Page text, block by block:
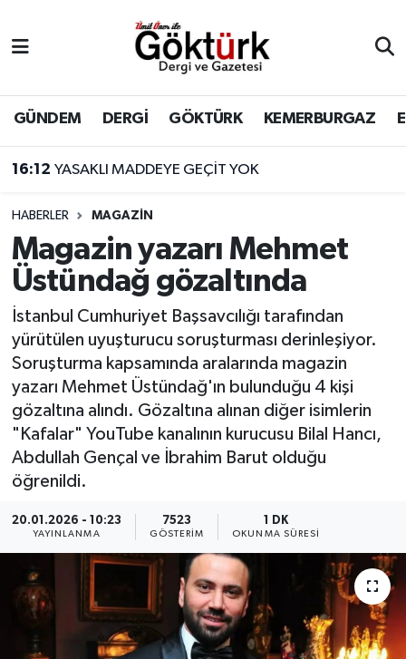
GÜNDEM DERGİ GÖKTÜRK KEMERBURGAZ
16:12 YASAKLI MADDEYE GEÇİT YOK
HABERLER MAGAZİN
Magazin yazarı Mehmet
Üstündağ gözaltında
İstanbul Cumhuriyet Başsavcılığı tarafından
yürütülen uyuşturucu soruşturması derinleşiyor.
Soruşturma kapsamında aralarında magazin
yazarı Mehmet Üstündağ'ın bulunduğu 4 kişi
gözaltına alındı. Gözaltına alınan diğer isimlerin
"Kafalar" YouTube kanalının kurucusu Bilal Hancı,
Abdullah Gençal ve İbrahim Barut olduğu
öğrenildi.
20.01.2026 - 10:23
YAYINLANMA
7523
GÖSTERIM
1 DK
OKUNMA SÜRESI
BİLİM
DERGİ
DÜNYA
EĞİTİM
GÖKTÜRK
GÜNDEM
KEMERBURGAZ
KÜLTÜR - SANAT
MAGAZİN
ÖZEL HABER
SAĞLIK
Eyüpsultan Hava Durumu
Eyüpsultan Trafik Yoğunluk Haritası
Süper Lig Puan Durumu ve Fikstür
Tüm Manşetler
Son Dakika Haberleri
Haber Arşivi